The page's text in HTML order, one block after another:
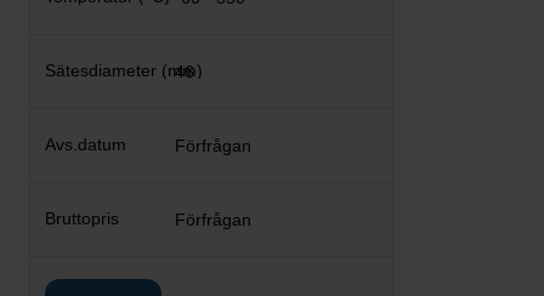
46
Förfrågan
Förfrågan